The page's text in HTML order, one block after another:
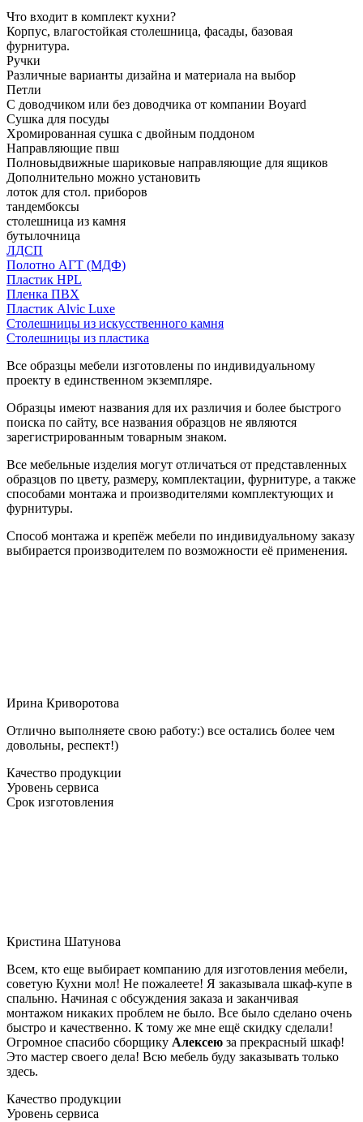
Что входит в комплект кухни?
Корпус, влагостойкая столешница, фасады, базовая
фурнитура.
Ручки
Различные варианты дизайна и материала на выбор
Петли
С доводчиком или без доводчика от компании Boyard
Сушка для посуды
Хромированная сушка с двойным поддоном
Направляющие пвш
Полновыдвижные шариковые направляющие для ящиков
Дополнительно можно установить
лоток для стол. приборов
тандембоксы
столешница из камня
бутылочница
ЛДСП
Полотно АГТ (МДФ)
Пластик HPL
Пленка ПВХ
Пластик Alvic Luxe
Столешницы из искусственного камня
Столешницы из пластика
Все образцы мебели изготовлены по индивидуальному
проекту в единственном экземпляре.
Образцы имеют названия для их различия и более быстрого
поиска по сайту, все названия образцов не являются
зарегистрированным товарным знаком.
Все мебельные изделия могут отличаться от представленных
образцов по цвету, размеру, комплектации, фурнитуре, а также
способами монтажа и производителями комплектующих и
фурнитуры.
Способ монтажа и крепёж мебели по индивидуальному заказу
выбирается производителем по возможности её применения.
Ирина Криворотова
Отлично выполняете свою работу:) все остались более чем
довольны, респект!)
Качество продукции
Уровень сервиса
Срок изготовления
Кристина Шатунова
Всем, кто еще выбирает компанию для изготовления мебели,
советую Кухни мол! Не пожалеете! Я заказывала шкаф-купе в
спальню. Начиная с обсуждения заказа и заканчивая
монтажом никаких проблем не было. Все было сделано очень
быстро и качественно. К тому же мне ещё скидку сделали!
Огромное спасибо сборщику Алексею за прекрасный шкаф!
Это мастер своего дела! Всю мебель буду заказывать только
здесь.
Качество продукции
Уровень сервиса